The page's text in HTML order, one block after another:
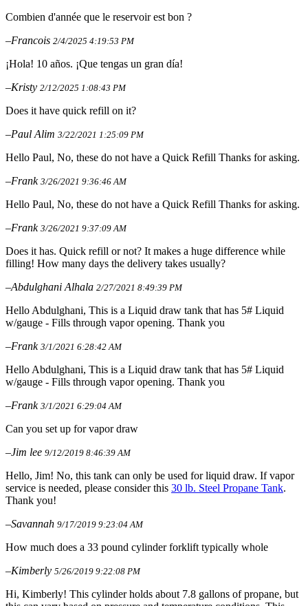
Combien d'année que le reservoir est bon ?
–Francois 2/4/2025 4:19:53 PM
¡Hola! 10 años. ¡Que tengas un gran día!
–Kristy 2/12/2025 1:08:43 PM
Does it have quick refill on it?
–Paul Alim 3/22/2021 1:25:09 PM
Hello Paul, No, these do not have a Quick Refill Thanks for asking.
–Frank 3/26/2021 9:36:46 AM
Hello Paul, No, these do not have a Quick Refill Thanks for asking.
–Frank 3/26/2021 9:37:09 AM
Does it has. Quick refill or not? It makes a huge difference while
filling! How many days the delivery takes usually?
–Abdulghani Alhala 2/27/2021 8:49:39 PM
Hello Abdulghani, This is a Liquid draw tank that has 5# Liquid
w/gauge - Fills through vapor opening. Thank you
–Frank 3/1/2021 6:28:42 AM
Hello Abdulghani, This is a Liquid draw tank that has 5# Liquid
w/gauge - Fills through vapor opening. Thank you
–Frank 3/1/2021 6:29:04 AM
Can you set up for vapor draw
–Jim lee 9/12/2019 8:46:39 AM
Hello, Jim! No, this tank can only be used for liquid draw. If vapor
service is needed, please consider this 30 lb. Steel Propane Tank.
Thank you!
–Savannah 9/17/2019 9:23:04 AM
How much does a 33 pound cylinder forklift typically whole
–Kimberly 5/26/2019 9:22:08 PM
Hi, Kimberly! This cylinder holds about 7.8 gallons of propane, but